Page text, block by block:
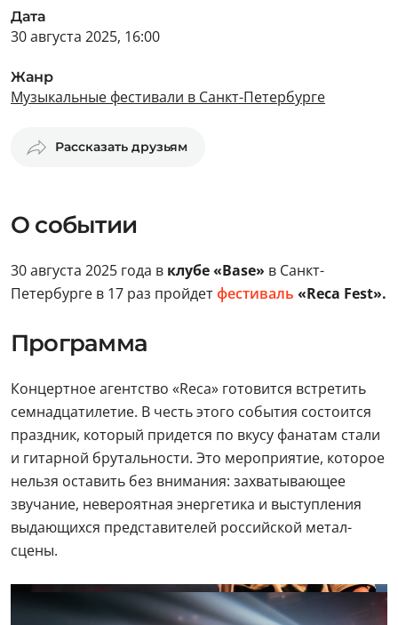
Дата
30 августа 2025, 16:00
Жанр
Музыкальные фестивали в Санкт-Петербурге
Рассказать друзьям
О событии
30 августа 2025 года в клубе «Base» в Санкт-
Петербурге в 17 раз пройдетфестиваль «Reca Fest».
Программа
Концертное агентство «Reca» готовится встретить
семнадцатилетие. В честь этого события состоится
праздник, который придется по вкусу фанатам стали
и гитарной брутальности. Это мероприятие, которое
нельзя оставить без внимания: захватывающее
звучание, невероятная энергетика и выступления
выдающихся представителей российской метал-
сцены.